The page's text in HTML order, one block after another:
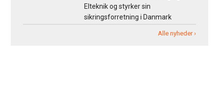
Elteknik og styrker sin
sikringsforretning i Danmark
Alle nyheder ›